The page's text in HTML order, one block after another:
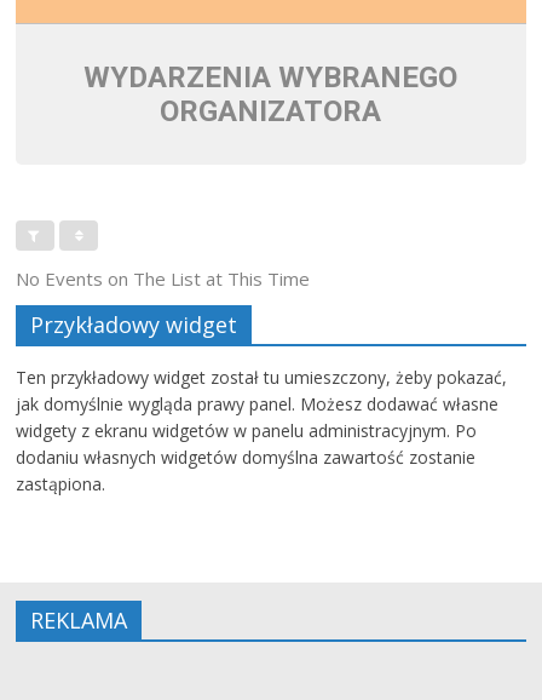
WYDARZENIA WYBRANEGO
ORGANIZATORA
No Events on The List at This Time
Przykładowy widget
Ten przykładowy widget został tu umieszczony, żeby pokazać,
jak domyślnie wygląda prawy panel. Możesz dodawać własne
widgety z ekranu widgetów w panelu administracyjnym. Po
dodaniu własnych widgetów domyślna zawartość zostanie
zastąpiona.
REKLAMA